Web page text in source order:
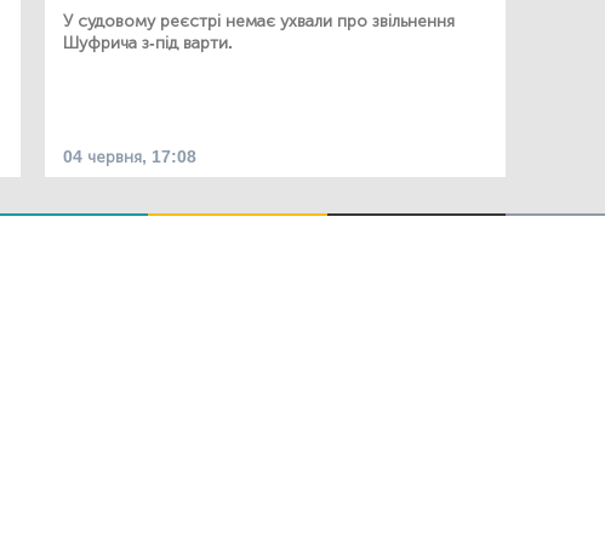
У судовому реєстрі немає ухвали про звільнення
Шуфрича з-під варти.
04 червня, 17:08